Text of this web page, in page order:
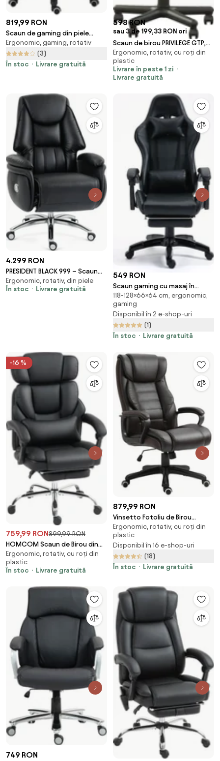
819,99 RON
Scaun de gaming din piele
ecologica PU si otel cu inaltime
reglabila si spatar inclinabil,
65x65x121-129 cm, albastru si
Ergonomic, gaming, rotativ
(3)
În stoc
Livrare gratuită
598 RON
sau 3 de 199,33 RON ori
Scaun de birou PRIVILEGE GTP,
Albastru cobalt stofa zesta
Ergonomic, rotativ, cu roți din
plastic
Livrare în peste 1 zi
Livrare gratuită
4.299 RON
PRESIDENT BLACK 999 – Scaun
Executiv Premium din Piele
Naturală, Reclinabil electric, 2
Ergonomic, rotativ, din piele
În stoc
Livrare gratuită
549 RON
Scaun gaming cu masaj în
perna lombară, suport
picioare, piele PU, Negru
118-128×66×64 cm, ergonomic,
gaming
Disponibil în 2 e-shop-uri
(1)
În stoc
Livrare gratuită
-16 %
759,99 RON899,99 RON
HOMCOM Scaun de Birou din
Piele PU cu Suport pentru
Picioare, Tetieră și Suport
Lombar | Aosom Romania
Ergonomic, rotativ, cu roți din
plastic
În stoc
Livrare gratuită
879,99 RON
Vinsetto Fotoliu de Birou
pentru Masaj și Ergonomic,
Design Directorial, Piele
Ecologică Neagră, 6 Puncte de
Masaj | Aosom Romania
Ergonomic, rotativ, cu roți din
plastic
Disponibil în 16 e-shop-uri
(18)
În stoc
Livrare gratuită
749 RON